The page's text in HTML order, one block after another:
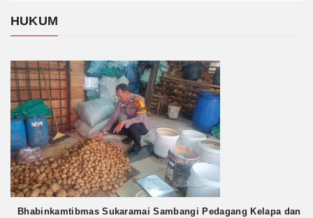
HUKUM
Bhabinkamtibmas Sukaramai Sambangi Pedagang Kelapa dan